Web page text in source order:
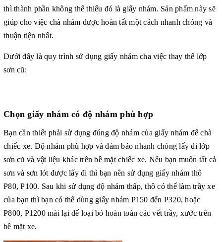
thì thành phần không thể thiếu đó là giấy nhám. Sản phẩm này sẽ
giúp cho việc chà nhám được hoàn tất một cách nhanh chóng và
thuận tiện nhất.
Dưới đây là quy trình sử dụng giấy nhám cha việc thay thế lớp
sơn cũ:
Chọn giấy nhám có độ nhám phù hợp
Bạn cần thiết phải sử dụng đúng độ nhám của giấy nhám để chà
chiếc xe. Độ nhám phù hợp và đảm bảo nhanh chóng lấy đi lớp
sơn cũ và vật liệu khác trên bề mặt chiếc xe. Nếu bạn muốn tất cả
sơn và sơn lót được lấy đi thì bạn nên sử dụng giấy nhám thô
P80, P100. Sau khi sử dụng độ nhám thấp, thô có thể làm trầy xe
của bạn thì bạn có thể dùng giấy nhám P150 đến P320, hoặc
P800, P1200 mài lại để loại bỏ hoàn toàn các vết trầy, xước trên
bề mặt xe.